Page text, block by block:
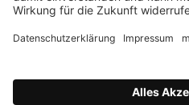
Unternehmen